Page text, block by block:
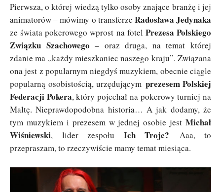
Pierwsza, o której wiedzą tylko osoby znające branżę i jej
animatorów – mówimy o transferze Radosława Jedynaka
ze świata pokerowego wprost na fotel Prezesa Polskiego
Związku Szachowego – oraz druga, na temat której
zdanie ma „każdy mieszkaniec naszego kraju”. Związana
ona jest z popularnym niegdyś muzykiem, obecnie ciągle
popularną osobistością, urzędującym prezesem Polskiej
Federacji Pokera, który pojechał na pokerowy turniej na
Maltę. Nieprawdopodobna historia… A jak dodamy, że
tym muzykiem i prezesem w jednej osobie jest Michał
Wiśniewski, lider zespołu Ich Troje? Aaa, to
przepraszam, to rzeczywiście mamy temat miesiąca.